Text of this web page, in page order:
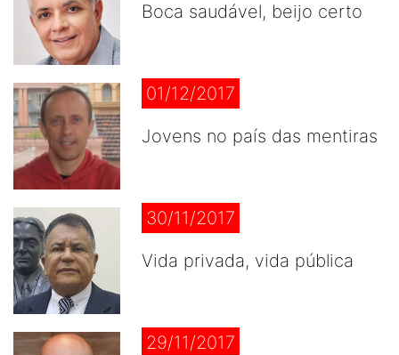
Boca saudável, beijo certo
01/12/2017
Jovens no país das mentiras
30/11/2017
Vida privada, vida pública
29/11/2017